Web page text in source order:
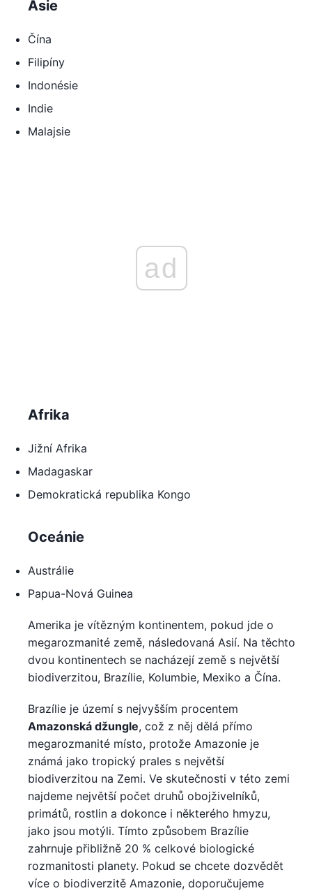
Asie
Čína
Filipíny
Indonésie
Indie
Malajsie
ad
Afrika
Jižní Afrika
Madagaskar
Demokratická republika Kongo
Oceánie
Austrálie
Papua-Nová Guinea
Amerika je vítězným kontinentem, pokud jde o
megarozmanité země, následovaná Asií. Na těchto
dvou kontinentech se nacházejí země s největší
biodiverzitou, Brazílie, Kolumbie, Mexiko a Čína.
Brazílie je území s nejvyšším procentem
Amazonská džungle, což z něj dělá přímo
megarozmanité místo, protože Amazonie je
známá jako tropický prales s největší
biodiverzitou na Zemi. Ve skutečnosti v této zemi
najdeme největší počet druhů obojživelníků,
primátů, rostlin a dokonce i některého hmyzu,
jako jsou motýli. Tímto způsobem Brazílie
zahrnuje přibližně 20 % celkové biologické
rozmanitosti planety. Pokud se chcete dozvědět
více o biodiverzitě Amazonie, doporučujeme